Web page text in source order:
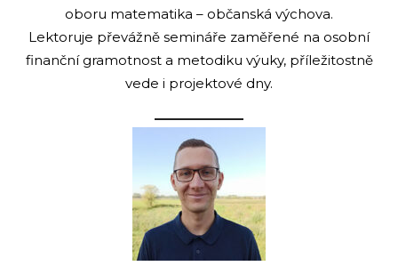
oboru matematika – občanská výchova.
Lektoruje převážně semináře zaměřené na osobní
finanční gramotnost a metodiku výuky, příležitostně
vede i projektové dny.